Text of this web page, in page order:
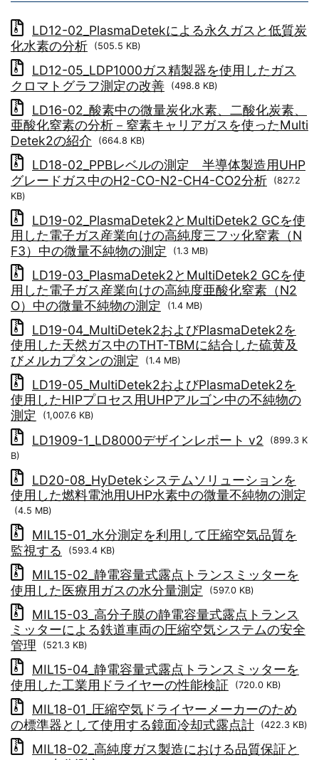
LD12-02_PlasmaDetekによる永久ガスと低質炭
化水素の分析
(505.5 KB)
LD12-05_LDP1000ガス精製器を使用したガス
クロマトグラフ測定の改善
(498.8 KB)
LD16-02_酸素中の微量炭化水素、二酸化炭素、
亜酸化窒素の分析－窒素キャリアガスを使ったMulti
Detek2の紹介
(664.8 KB)
LD18-02_PPBレベルの測定 半導体製造用UHP
グレードガス中のH2-CO-N2-CH4-CO2分析
(827.2
KB)
LD19-02_PlasmaDetek2とMultiDetek2 GCを使
用した電子ガス産業向けの高純度三フッ化窒素（N
F3）中の微量不純物の測定
(1.3 MB)
LD19-03_PlasmaDetek2とMultiDetek2 GCを使
用した電子ガス産業向けの高純度亜酸化窒素（N2
O）中の微量不純物の測定
(1.4 MB)
LD19-04_MultiDetek2およびPlasmaDetek2を
使用した天然ガス中のTHT-TBMに結合した硫黄及
びメルカプタンの測定
(1.4 MB)
LD19-05_MultiDetek2およびPlasmaDetek2を
使用したHIPプロセス用UHPアルゴン中の不純物の
測定
(1,007.6 KB)
LD1909-1_LD8000デザインレポート v2
(899.3 K
B)
LD20-08_HyDetekシステムソリューションを
使用した燃料電池用UHP水素中の微量不純物の測定
(4.5 MB)
MIL15-01_水分測定を利用して圧縮空気品質を
監視する
(593.4 KB)
MIL15-02_静電容量式露点トランスミッターを
使用した医療用ガスの水分量測定
(597.0 KB)
MIL15-03_高分子膜の静電容量式露点トランス
ミッターによる鉄道車両の圧縮空気システムの安全
管理
(521.3 KB)
MIL15-04_静電容量式露点トランスミッターを
使用した工業用ドライヤーの性能検証
(720.0 KB)
MIL18-01_圧縮空気ドライヤーメーカーのため
の標準器として使用する鏡面冷却式露点計
(422.3 KB)
MIL18-02_高純度ガス製造における品質保証と